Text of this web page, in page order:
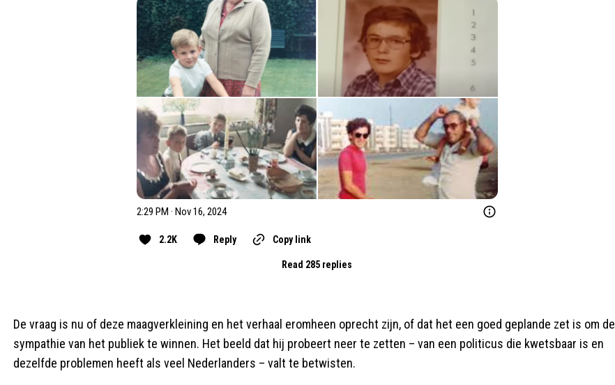
2:29 PM · Nov 16, 2024
2.2K Reply Copy link
Read 285 replies
De vraag is nu of deze maagverkleining en het verhaal eromheen oprecht zijn, of dat het een goed geplande zet is om de
sympathie van het publiek te winnen. Het beeld dat hij probeert neer te zetten – van een politicus die kwetsbaar is en
dezelfde problemen heeft als veel Nederlanders – valt te betwisten.